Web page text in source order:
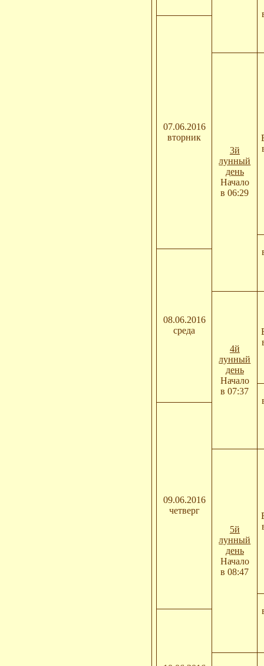
07.06.2016
вторник
3й
лунный
день
Начало
в 06:29
08.06.2016
среда
4й
лунный
день
Начало
в 07:37
09.06.2016
четверг
5й
лунный
день
Начало
в 08:47